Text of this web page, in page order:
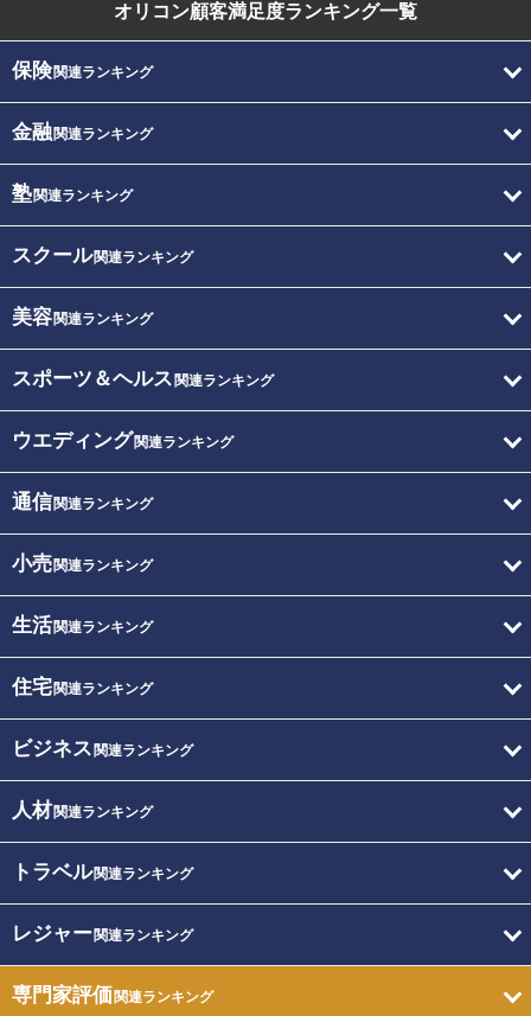
オリコン顧客満足度ランキング一覧
保険関連ランキング
金融関連ランキング
塾関連ランキング
スクール関連ランキング
美容関連ランキング
スポーツ＆ヘルス 関連ランキング
ウエディング関連ランキング
通信関連ランキング
小売関連ランキング
生活関連ランキング
住宅関連ランキング
ビジネス 関連ランキング
人材関連ランキング
トラベル関連ランキング
レジャー関連ランキング
専門家評価関連ランキング